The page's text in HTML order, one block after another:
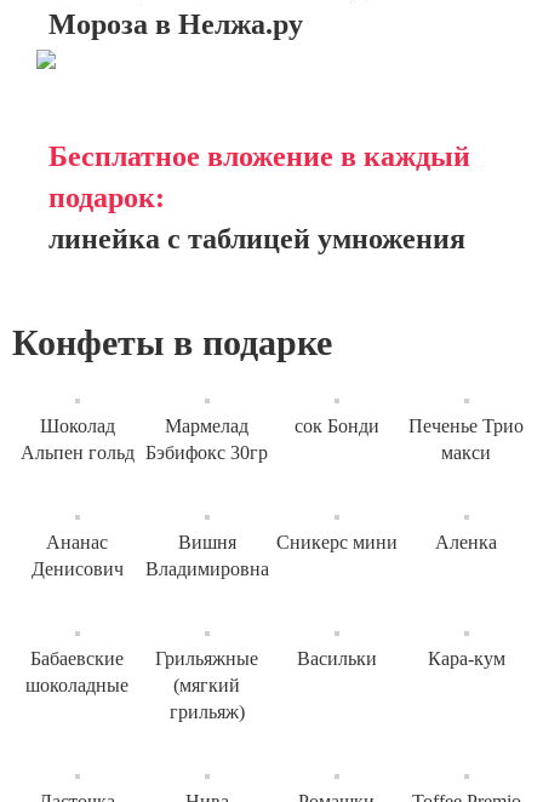
Мороза в Нелжа.ру
Бесплатное вложение в каждый
подарок:
линейка с таблицей умножения
Конфеты в подарке
Шоколад
Альпен гольд
Мармелад
Бэбифокс 30гр
сок Бонди
Печенье Трио
макси
Ананас
Денисович
Вишня
Владимировна
Сникерс мини Аленка
Бабаевские
шоколадные
Грильяжные
(мягкий
грильяж)
Васильки Кара-кум